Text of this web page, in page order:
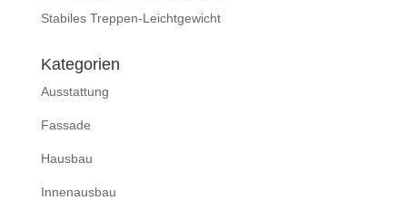
Stabiles Treppen-Leichtgewicht
Kategorien
Ausstattung
Fassade
Hausbau
Innenausbau